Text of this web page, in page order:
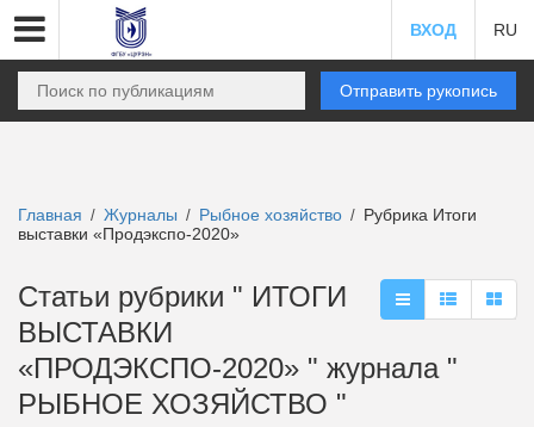
ВХОД RU
Отправить рукопись
Главная / Журналы / Рыбное хозяйство / Рубрика Итоги
выставки «Продэкспо-2020»
Статьи рубрики " ИТОГИ
ВЫСТАВКИ
«ПРОДЭКСПО-2020» " журнала "
РЫБНОЕ ХОЗЯЙСТВО "